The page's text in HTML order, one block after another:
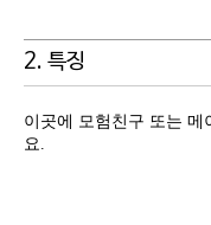
2. 특징
이곳에 모험친구 또는 메
요.